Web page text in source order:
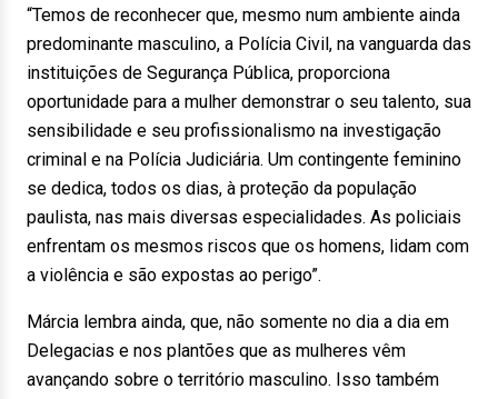
“Temos de reconhecer que, mesmo num ambiente ainda
predominante masculino, a Polícia Civil, na vanguarda das
instituições de Segurança Pública, proporciona
oportunidade para a mulher demonstrar o seu talento, sua
sensibilidade e seu profissionalismo na investigação
criminal e na Polícia Judiciária. Um contingente feminino
se dedica, todos os dias, à proteção da população
paulista, nas mais diversas especialidades. As policiais
enfrentam os mesmos riscos que os homens, lidam com
a violência e são expostas ao perigo”.
Márcia lembra ainda, que, não somente no dia a dia em
Delegacias e nos plantões que as mulheres vêm
avançando sobre o território masculino. Isso também